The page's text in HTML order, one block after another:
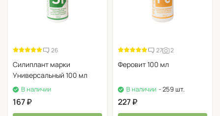
Приготовление баковой смеси Эпин-Экстра и
26
Силиплант марки
Универсальный 100 мл
В наличии
167₽
27 2
Феровит 100 мл
В наличии - 259 шт.
227₽